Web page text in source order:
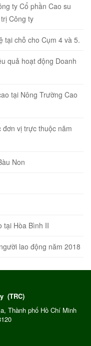
ty Cổ phần Cao su
Công ty
tại chỗ cho Cụm 4 và 5.
quả hoạt động Doanh
tại Nông Trường Cao
vị trực thuộc năm
Non
tại Hòa Bình II
lao động năm 2018
(TRC)
Thành phố Hồ Chí Minh